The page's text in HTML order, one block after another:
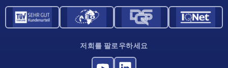
저희를 팔로우하세요